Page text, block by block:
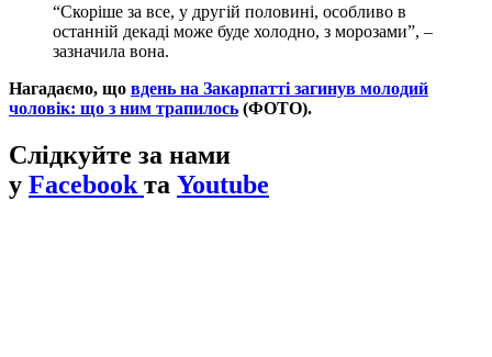
“Скоріше за все, у другій половині, особливо в
останній декаді може буде холодно, з морозами”, –
зазначила вона.
Нагадаємо, що вдень на Закарпатті загинув молодий
чоловік: що з ним трапилось (ФОТО).
Слідкуйте за нами
у Facebook та Youtube